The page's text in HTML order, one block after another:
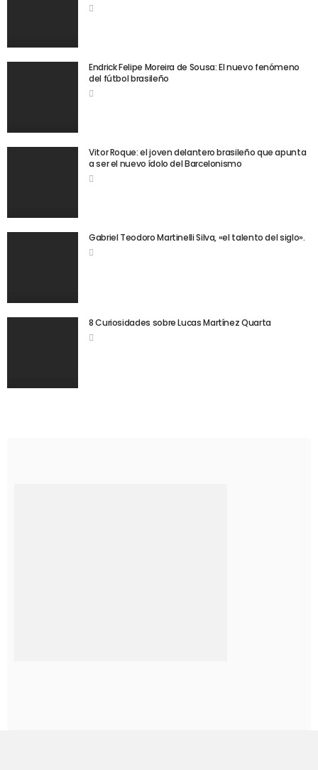
Endrick Felipe Moreira de Sousa: El nuevo fenómeno
del fútbol brasileño
Vitor Roque: el joven delantero brasileño que apunta
a ser el nuevo ídolo del Barcelonismo
Gabriel Teodoro Martinelli Silva, «el talento del siglo».
8 Curiosidades sobre Lucas Martínez Quarta